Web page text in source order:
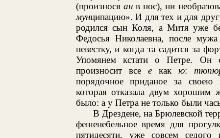
(произнося анв нос), ни
мунципацию». И для тех и для
родился сын Коля, а Митя уже
Федосья Николаевна, после
невестку, и когда та садится за
Упомянем кстати о Петре. Он
произносит все екакю:
порядочное приданое за своею
которая отказала двум
было: а у Петра не только были
В Дрездене, на Брюлевской
фешенебельное время для
пятидесяти, уже совсем